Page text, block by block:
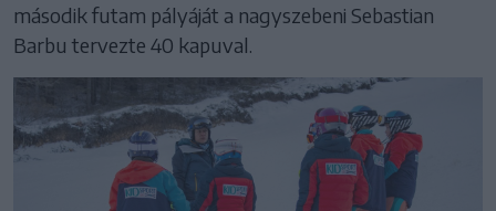
második futam pályáját a nagyszebeni Sebastian
Barbu tervezte 40 kapuval.